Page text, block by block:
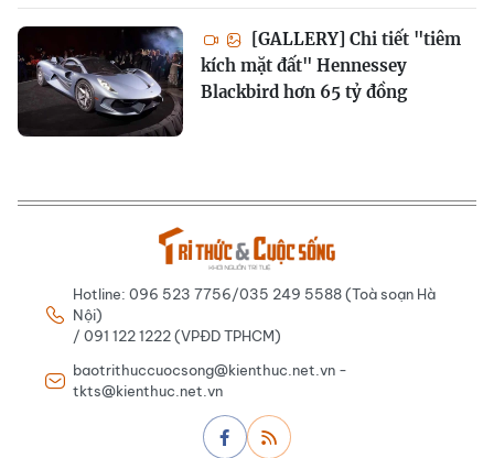
[GALLERY] Chi tiết "tiêm
kích mặt đất" Hennessey
Blackbird hơn 65 tỷ đồng
Hotline: 096 523 7756/035 249 5588 (Toà soạn Hà
Nội)
/ 091 122 1222 (VPĐD TPHCM)
baotrithuccuocsong@kienthuc.net.vn -
tkts@kienthuc.net.vn